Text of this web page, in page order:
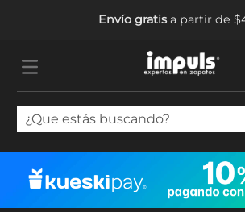
Envío gratisa partir de
¿Que estás buscando?
1.
tenis mujer